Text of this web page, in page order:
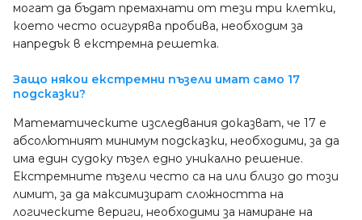
могат да бъдат премахнати от тези три клетки,
което често осигурява пробива, необходим за
напредък в екстремна решетка.
Защо някои екстремни пъзели имат само 17
подсказки?
Математическите изследвания доказват, че 17 е
абсолютният минимум подсказки, необходими, за да
има един судоку пъзел едно уникално решение.
Екстремните пъзели често са на или близо до този
лимит, за да максимизират сложността на
логическите вериги, необходими за намиране на